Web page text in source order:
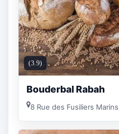
(3.9)
Bouderbal Rabah
8 Rue des Fusiliers